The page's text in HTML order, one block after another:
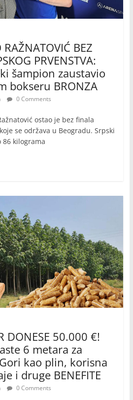
RAŽNATOVIĆ BEZ
PRVENSTVA:
šampion zaustavio
bokseru BRONZA
0 Comments
ostao je bez finala
se održava u Beogradu. Srpski
86 kilograma
DONESE 50.000 €!
6 metara za
kao plin, korisna
i druge BENEFITE
0 Comments